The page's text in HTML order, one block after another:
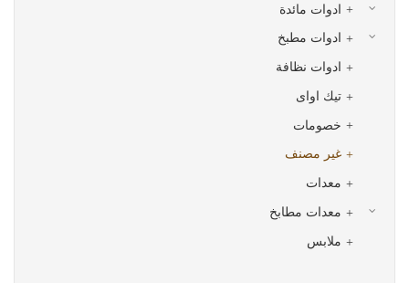
ادوات مائدة
ادوات مطبخ
ادوات نظافة
تيك اواى
خصومات
غير مصنف
معدات
معدات مطابخ
ملابس